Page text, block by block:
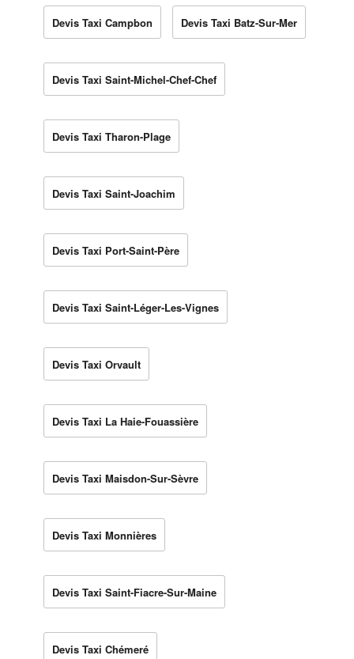
Devis Taxi Campbon Devis Taxi Batz-Sur-Mer
Devis Taxi Saint-Michel-Chef-Chef
Devis Taxi Tharon-Plage
Devis Taxi Saint-Joachim
Devis Taxi Port-Saint-Père
Devis Taxi Saint-Léger-Les-Vignes
Devis Taxi Orvault
Devis Taxi La Haie-Fouassière
Devis Taxi Maisdon-Sur-Sèvre
Devis Taxi Monnières
Devis Taxi Saint-Fiacre-Sur-Maine
Devis Taxi Chémeré